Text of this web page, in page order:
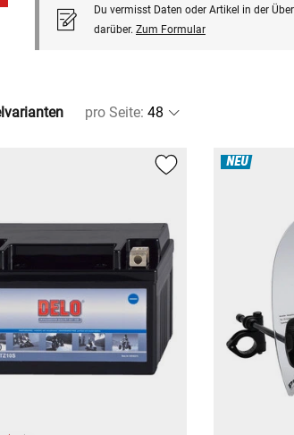
Du vermisst Daten oder Artikel in der
darüber. Zum Formular
pro Seite:
NEU